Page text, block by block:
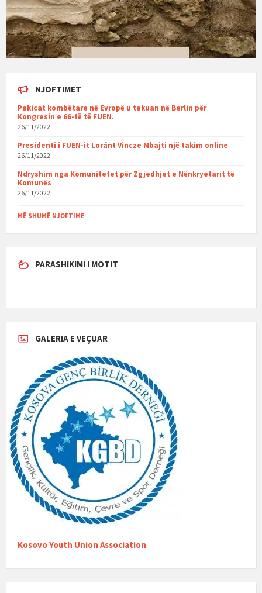
NJOFTIMET
Pakicat kombëtare në Evropë u takuan në Berlin për
Kongresin e 66-të të FUEN.
26/11/2022
Presidenti i FUEN-it Loránt Vincze Mbajti një takim online
26/11/2022
Ndryshim nga Komunitetet për Zgjedhjet e Nënkryetarit të
Komunës
26/11/2022
MË SHUMË NJOFTIME
PARASHIKIMI I MOTIT
GALERIA E VEÇUAR
Kosovo Youth Union Association